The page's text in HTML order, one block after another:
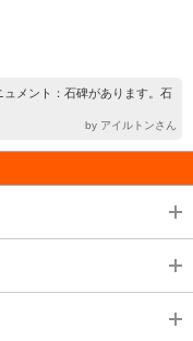
ュメント：石碑があります。石
by アイルトンさん